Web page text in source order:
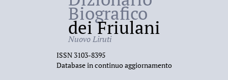
Biografico
dei Friulani
Nuovo Liruti
ISSN 3103-8395
Database in continuo aggiornamento